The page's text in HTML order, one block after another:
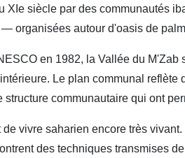
XIe siècle par des communautés
organisées autour d'oasis de
en 1982, la Vallée du
Le plan communal
communautaire qui ont
vivre saharien encore très
des techniques transmises